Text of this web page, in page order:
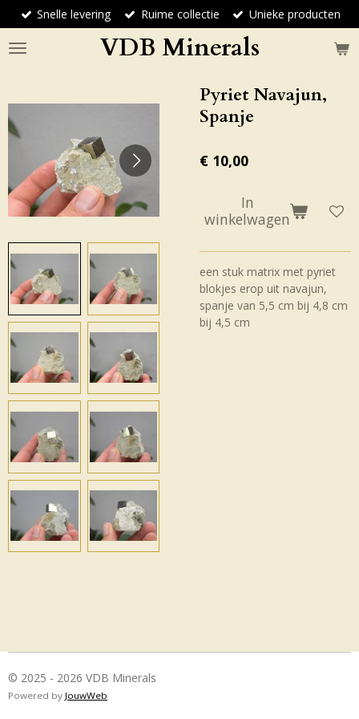
Ga
direct
naar
VDB Minerals
Snelle levering Ruime collectie Unieke producten
Pyriet Navajun,
Spanje
€ 10,00
In
winkelwagen
een stuk matrix met pyriet
blokjes erop uit navajun,
spanje van 5,5 cm bij 4,8 cm
bij 4,5 cm
© 2025 - 2026 VDB Minerals
Powered by JouwWeb